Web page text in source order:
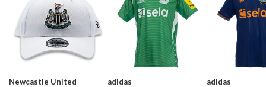
Newcastle United adidas adidas